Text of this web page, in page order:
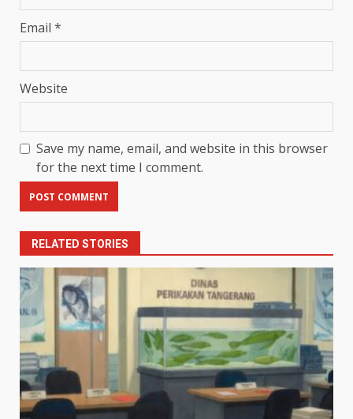
Email *
Website
Save my name, email, and website in this browser
for the next time I comment.
RELATED STORIES